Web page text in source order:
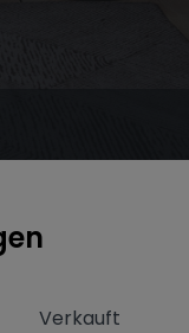
Verkauft